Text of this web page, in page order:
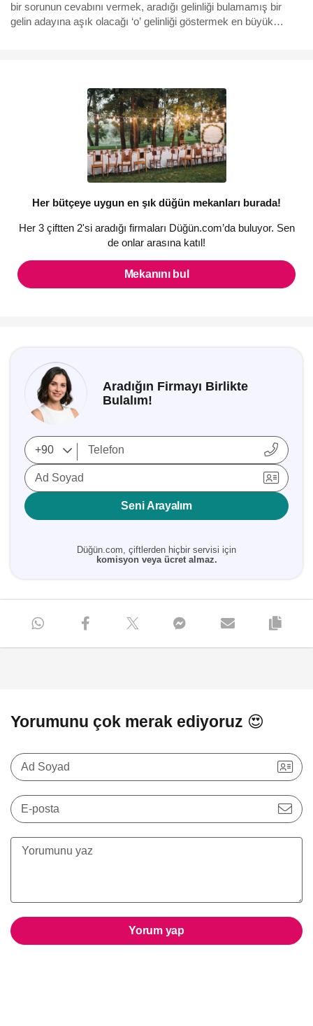
bir sorunun cevabını vermek, aradığı gelinliği bulamamış bir
gelin adayına aşık olacağı ‘o’ gelinliği göstermek en büyük
Her bütçeye uygun en şık düğün mekanları burada!
Her 3 çiftten 2'si aradığı firmaları Düğün.com’da buluyor. Sen
de onlar arasına katıl!
Mekanını bul
Aradığın Firmayı Birlikte
Bulalım!
Ad Soyad
Seni Arayalım
Düğün.com, çiftlerden hiçbir servisi için
komisyon veya ücret almaz.
Yorumunu çok merak ediyoruz 😍
Ad Soyad
E-posta
Yorum yap